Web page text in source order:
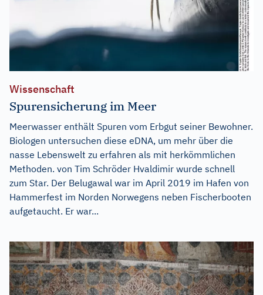
Wissenschaft
Spurensicherung im Meer
Meerwasser enthält Spuren vom Erbgut seiner Bewohner.
Biologen untersuchen diese eDNA, um mehr über die
nasse Lebenswelt zu erfahren als mit herkömmlichen
Methoden. von Tim Schröder Hvaldimir wurde schnell
zum Star. Der Belugawal war im April 2019 im Hafen von
Hammerfest im Norden Norwegens neben Fischerbooten
aufgetaucht. Er war...